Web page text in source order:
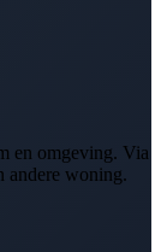
en omgeving. Via
andere woning.